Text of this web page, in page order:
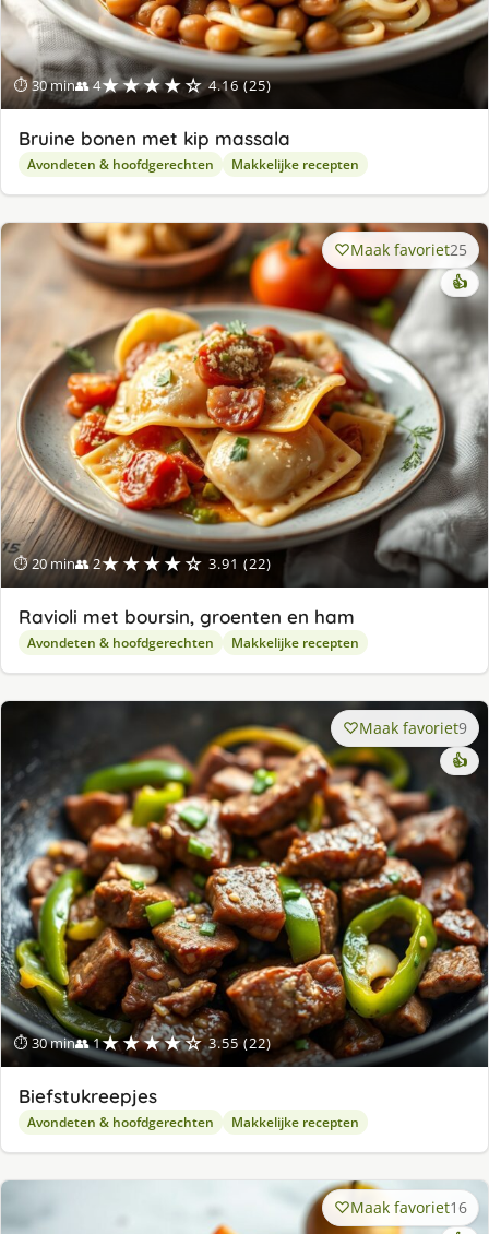
⏱ 30 min👥 4★★★★☆ 4.16 (25)
Bruine bonen met kip massala
Avondeten & hoofdgerechten Makkelijke recepten
⏱ 20 min👥 2★★★★☆ 3.91 (22)
Maak favoriet25
👍
Ravioli met boursin, groenten en ham
Avondeten & hoofdgerechten Makkelijke recepten
⏱ 30 min👥 1★★★★☆ 3.55 (22)
Maak favoriet9
👍
Biefstukreepjes
Avondeten & hoofdgerechten Makkelijke recepten
Maak favoriet16